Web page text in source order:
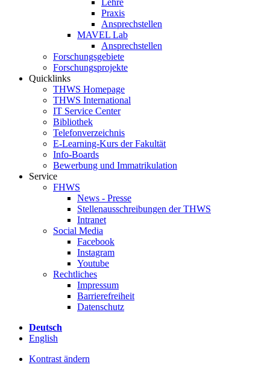
Lehre
Praxis
Ansprechstellen
MAVEL Lab
Ansprechstellen
Forschungsgebiete
Forschungsprojekte
Quicklinks
THWS Homepage
THWS International
IT Service Center
Bibliothek
Telefonverzeichnis
E-Learning-Kurs der Fakultät
Info-Boards
Bewerbung und Immatrikulation
Service
FHWS
News - Presse
Stellenausschreibungen der THWS
Intranet
Social Media
Facebook
Instagram
Youtube
Rechtliches
Impressum
Barrierefreiheit
Datenschutz
Deutsch
English
Kontrast ändern